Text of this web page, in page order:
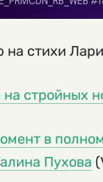
стихи
стройных
в
Пухова